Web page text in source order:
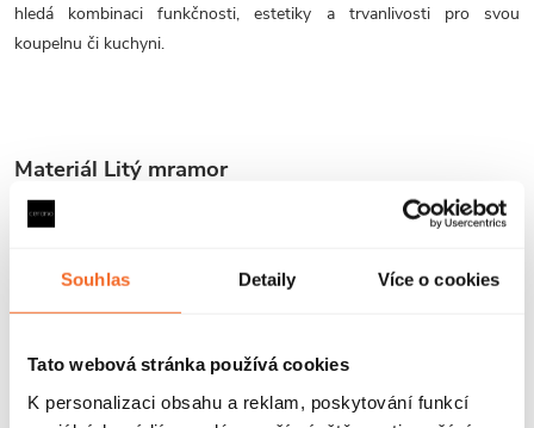
Souhlas Detaily Více o cookies
Tato webová stránka používá cookies
K personalizaci obsahu a reklam, poskytování funkcí
hledá kombinaci funkčnosti, estetiky a trvanlivosti pro svou
koupelnu či kuchyni.
Materiál Litý mramor
Jedná se o velice moderní kompozitní materiál vyráběný kombinací
velmi odolným proti poškrábání, nárazům a chemikáliím. Je tedy
neabsorbuje tekutiny a je odolný vůči skvrnám, což zajišťuje jeho
různých oblastech, včetně výroby umyvadel, van, pracovních desek,